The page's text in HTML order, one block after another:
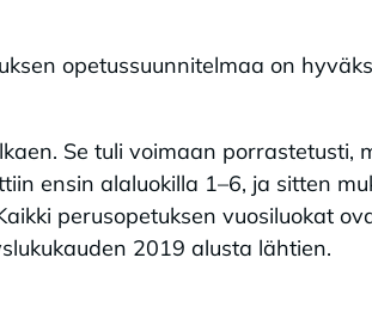
opetussuunnitelmaa on
Se tuli voimaan porrastetusti,
ensin alaluokilla 1–6, ja sitten
perusopetuksen vuosiluokat
2019 alusta lähtien.